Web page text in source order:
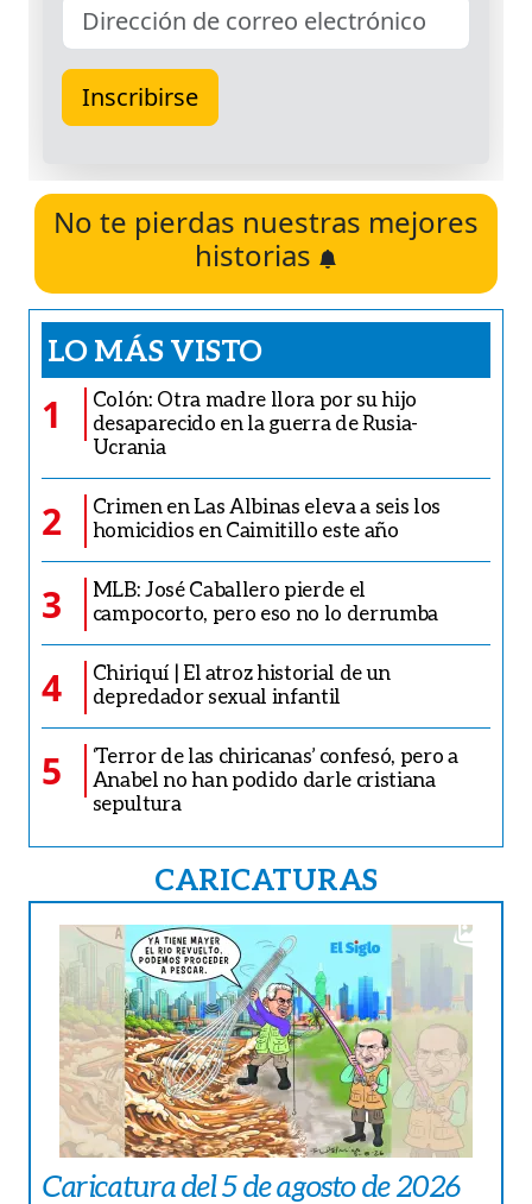
No te pierdas nuestras mejores
historias
LO MÁS VISTO
1
Colón: Otra madre llora por su hijo
desaparecido en la guerra de Rusia-
Ucrania
2
Crimen en Las Albinas eleva a seis los
homicidios en Caimitillo este año
3
MLB: José Caballero pierde el
campocorto, pero eso no lo derrumba
4
Chiriquí | El atroz historial de un
depredador sexual infantil
5
‘Terror de las chiricanas’ confesó, pero a
Anabel no han podido darle cristiana
sepultura
CARICATURAS
Caricatura del 5 de agosto de 2026